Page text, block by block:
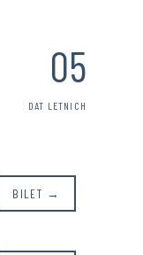
05
DAT LETNICH
BILET →